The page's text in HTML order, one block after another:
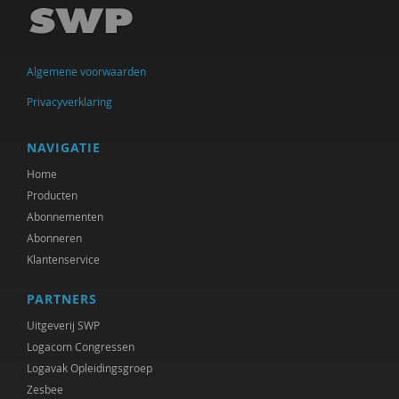
Geert Bettinger
Frans Bieckmann
Desirée Bierlaagh
Gert Biesta
Laurine Blonk
Karianne den Boer
Theo van den Bogaart
Marij Bontemps-Hommen
Sylvia Borren
Gustaaf Bos
Algemene voorwaarden
Privacyverklaring
NAVIGATIE
Home
Producten
Abonnementen
Abonneren
Klantenservice
PARTNERS
Uitgeverij SWP
Logacom Congressen
Logavak Opleidingsgroep
Zesbee